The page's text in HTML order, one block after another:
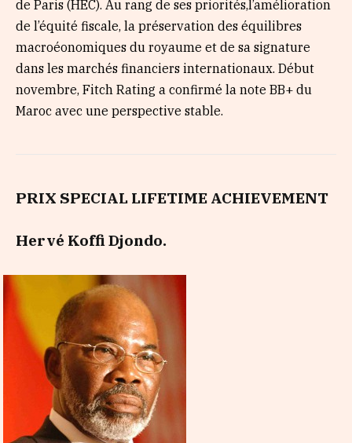
de Paris (HEC). Au rang de ses priorités,l’amélioration
de l’équité fiscale, la préservation des équilibres
macroéonomiques du royaume et de sa signature
dans les marchés financiers internationaux. Début
novembre, Fitch Rating a confirmé la note BB+ du
Maroc avec une perspective stable.
PRIX SPECIAL LIFETIME ACHIEVEMENT
Hervé Koffi Djondo.